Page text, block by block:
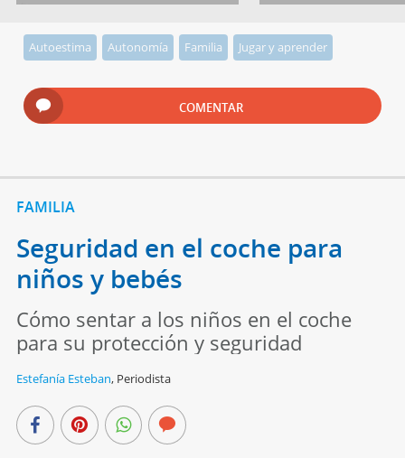
Autoestima Autonomía Familia Jugar y aprender
COMENTAR
FAMILIA
Seguridad en el coche para
niños y bebés
Cómo sentar a los niños en el coche
para su protección y seguridad
Estefanía Esteban, Periodista